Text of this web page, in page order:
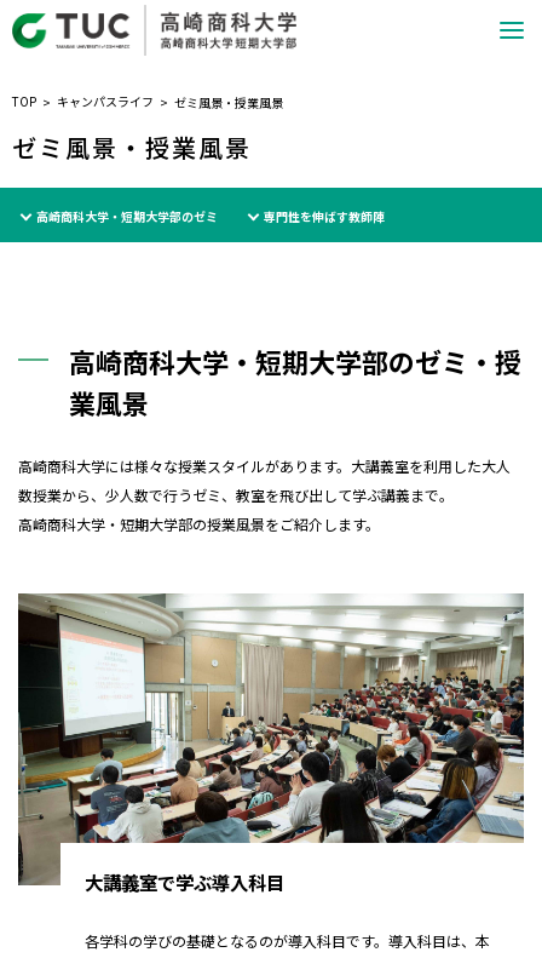
TOP キャンパスライフ ゼミ風景・授業風景
ゼミ風景・授業風景
高崎商科大学・短期大学部のゼミ 専門性を伸ばす教師陣
高崎商科大学・短期大学部のゼミ・授
業風景
高崎商科大学には様々な授業スタイルがあります。大講義室を利用した大人
数授業から、少人数で行うゼミ、教室を飛び出して学ぶ講義まで。
高崎商科大学・短期大学部の授業風景をご紹介します。
大講義室で学ぶ導入科目
各学科の学びの基礎となるのが導入科目です。導入科目は、本